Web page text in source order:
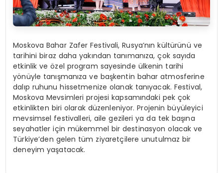
Moskova Bahar Zafer Festivali, Rusya’nın kültürünü ve
tarihini biraz daha yakından tanımanıza, çok sayıda
etkinlik ve özel program sayesinde ülkenin tarihi
yönüyle tanışmanıza ve başkentin bahar atmosferine
dalıp ruhunu hissetmenize olanak tanıyacak. Festival,
Moskova Mevsimleri projesi kapsamındaki pek çok
etkinlikten biri olarak düzenleniyor. Projenin büyüleyici
mevsimsel festivalleri, aile gezileri ya da tek başına
seyahatler için mükemmel bir destinasyon olacak ve
Türkiye’den gelen tüm ziyaretçilere unutulmaz bir
deneyim yaşatacak.